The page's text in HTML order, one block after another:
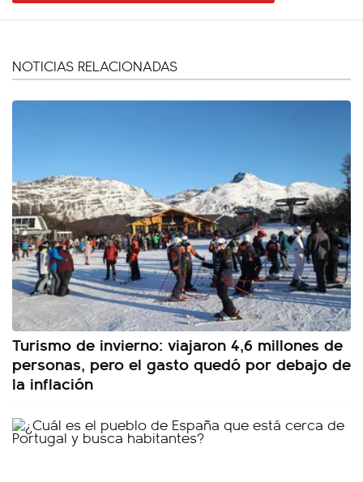
NOTICIAS RELACIONADAS
Turismo de invierno: viajaron 4,6 millones de
personas, pero el gasto quedó por debajo de
la inflación